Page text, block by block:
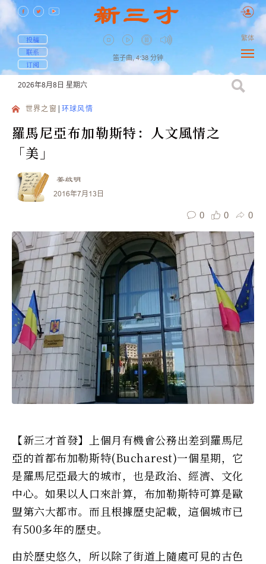
投稿
联系
订阅
笛子曲, 4:38 分钟
繁体
2026年8月8日 星期六
世界之窗 环球风情
羅馬尼亞布加勒斯特：人文風情之
「美」
姜啟明
2016年7月13日
0 0 0
【新三才首發】上個月有機會公務出差到羅馬尼
亞的首都布加勒斯特(Bucharest)一個星期，它
是羅馬尼亞最大的城市，也是政治、經濟、文化
中心。如果以人口來計算，布加勒斯特可算是歐
盟第六大都市。而且根據歷史記載，這個城市已
有500多年的歷史。
由於歷史悠久，所以除了街道上隨處可見的古色